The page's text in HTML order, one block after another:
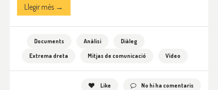
Llegir més →
Documents Anàlisi
Diàleg
Extrema dreta
Mitjas de comunicació Vídeo
Like No hi ha comentaris